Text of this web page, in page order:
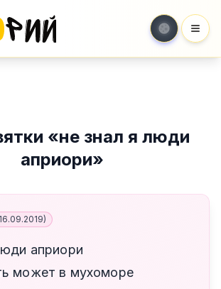
«не знал я люди
априори»
16.09.2019)
априори
может в мухоморе